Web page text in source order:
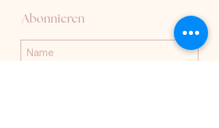
Abonnieren